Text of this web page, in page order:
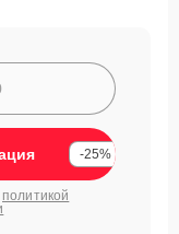
-25%
политикой